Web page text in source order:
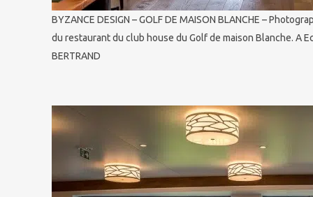
BYZANCE DESIGN – GOLF DE MAISON BLANCHE –
du restaurant du club house du Golf de maison Blanche. A
BERTRAND